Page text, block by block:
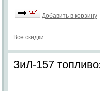
Добавить в корзину
Все скидки
ЗиЛ-157